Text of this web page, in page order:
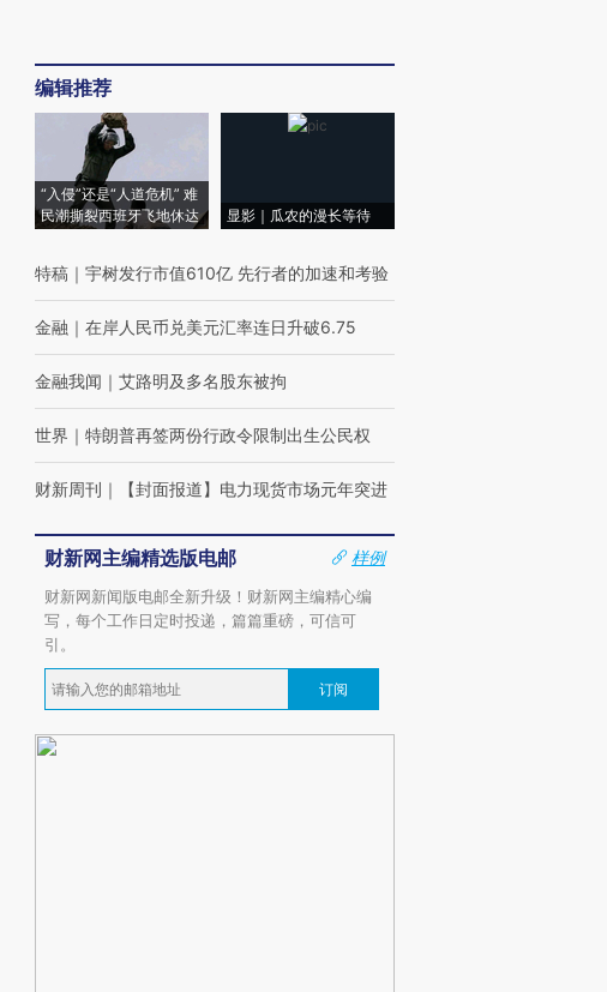
编辑推荐
“入侵”还是“人道危机” 难
民潮撕裂西班牙飞地休达
显影｜瓜农的漫长等待
特稿 ｜ 宇树发行市值610亿 先行者的加速和考验
金融 ｜ 在岸人民币兑美元汇率连日升破6.75
金融我闻 ｜ 艾路明及多名股东被拘
世界 ｜ 特朗普再签两份行政令限制出生公民权
财新周刊 ｜ 【封面报道】电力现货市场元年突进
财新网主编精选版电邮
样例
财新网新闻版电邮全新升级！财新网主编精心编
写，每个工作日定时投递，篇篇重磅，可信可
引。
订阅